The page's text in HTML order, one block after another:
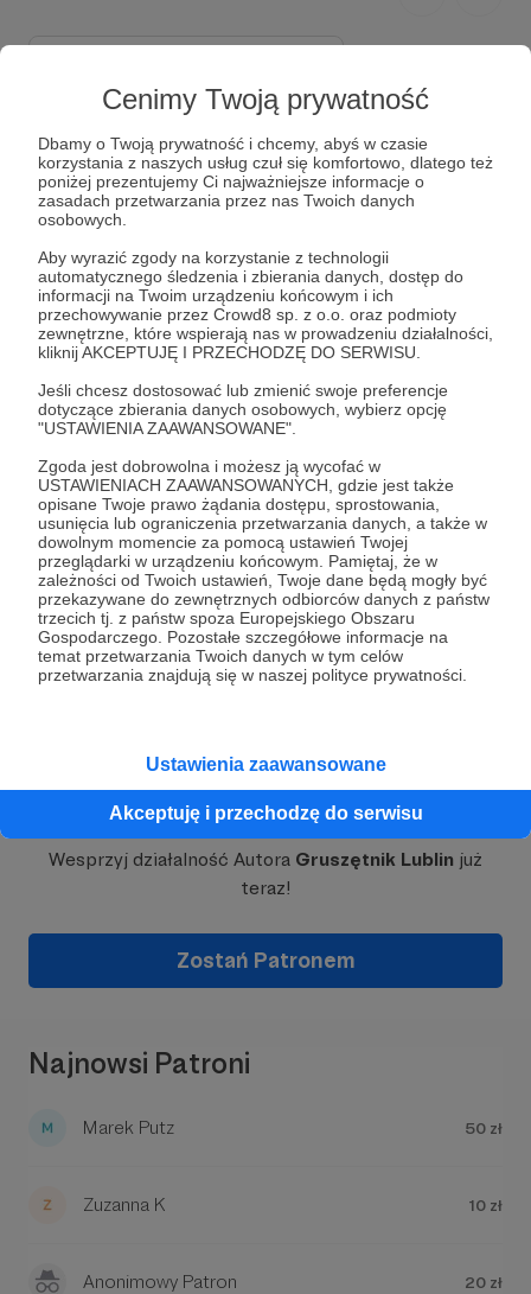
Cenimy Twoją prywatność
Dbamy o Twoją prywatność i chcemy, abyś w czasie
korzystania z naszych usług czuł się komfortowo, dlatego też
poniżej prezentujemy Ci najważniejsze informacje o
zasadach przetwarzania przez nas Twoich danych
osobowych.
Aby wyrazić zgody na korzystanie z technologii
automatycznego śledzenia i zbierania danych, dostęp do
informacji na Twoim urządzeniu końcowym i ich
przechowywanie przez Crowd8 sp. z o.o. oraz podmioty
zewnętrzne, które wspierają nas w prowadzeniu działalności,
kliknij AKCEPTUJĘ I PRZECHODZĘ DO SERWISU.
Jeśli chcesz dostosować lub zmienić swoje preferencje
dotyczące zbierania danych osobowych, wybierz opcję
"USTAWIENIA ZAAWANSOWANE".
Zgoda jest dobrowolna i możesz ją wycofać w
USTAWIENIACH ZAAWANSOWANYCH, gdzie jest także
opisane Twoje prawo żądania dostępu, sprostowania,
usunięcia lub ograniczenia przetwarzania danych, a także w
dowolnym momencie za pomocą ustawień Twojej
przeglądarki w urządzeniu końcowym. Pamiętaj, że w
zależności od Twoich ustawień, Twoje dane będą mogły być
przekazywane do zewnętrznych odbiorców danych z państw
trzecich tj. z państw spoza Europejskiego Obszaru
Gospodarczego. Pozostałe szczegółowe informacje na
temat przetwarzania Twoich danych w tym celów
przetwarzania znajdują się w naszej polityce prywatności.
Ustawienia zaawansowane
Akceptuję i przechodzę do serwisu
2 300 zł 2 170 zł
5%
Od długiego czasu klatki z chorymi
i większą przestrzeń w naszych
domach. Nadszedł ten dzień, kiedy
okazało się że naprawdę, ani jedna
klatka więcej się nie zmieści,
dosłownie nie ma na nie już miejsca.
Potrzebujemy zebrać wystarczającą
kwotę żeby być w stanie wynająć
lokal - nowy dom, azyl i szpital dla
potrzebujących ratunku zwierząt.
Wiemy, że to duże zobowiązanie, ale
jak miałybyśmy spojrzeć w oczy
chorym i rannym ptakom mówiąc
"dla ciebie nie ma już miejsca"?
Dołącz do grona Patronów!
Wesprzyj działalność Autora Gruszętnik Lublin już
teraz!
Zostań Patronem
Najnowsi Patroni
Marek Putz 50 zł
Zuzanna K 10 zł
Anonimowy Patron 20 zł